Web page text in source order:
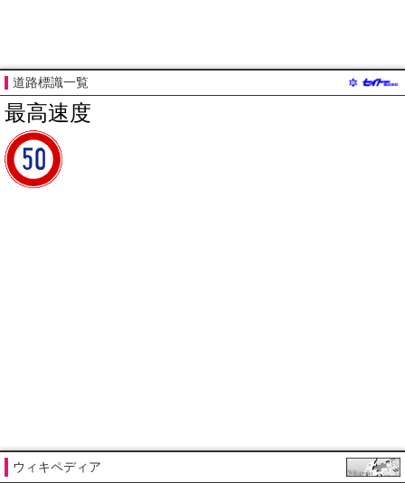
道路標識一覧
最高速度
ウィキペディア